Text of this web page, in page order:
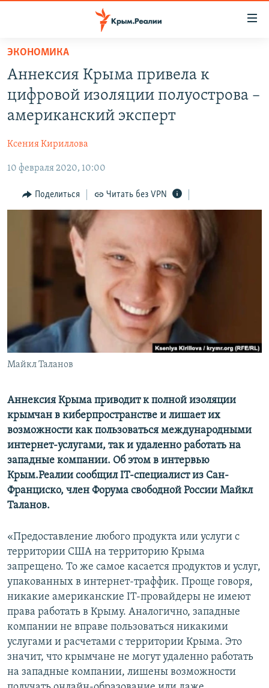
Вернуться
основному
содержанию
Вернутся
главной
Вернутся
поиску
СПЕЦПРОЕКТЫ
11 ЛЕТ ОККУПАЦИИ КРЫМА. 11 ИСТОРИЙ СОПРОТИВЛЕНИЯ
ВОДА
ЕЩЕ
ИНТЕРАКТИВ
ИНФОГРАФИКА
ТЕЛЕПРОЕКТ КРЫМ.РЕАЛИИ
СОВЕТЫ ПРАВОЗАЩИТНИКОВ
ПРОПАВШИЕ БЕЗ ВЕСТИ
ПОБЕДИТЕЛЕЙ НЕ СУДЯТ?
КРЫМ.НЕПОКОРЕННЫЙ
ELIFBE
УКРАИНСКАЯ ПРОБЛЕМА КРЫМА
РАДІО СВОБОДА
КАК ОБОЙТИ БЛОКИРОВКУ
Українською
Qırımtatar
ПРИСОЕДИНЯЙТЕСЬ!
Все сайты RFE/RL
ЭКОНОМИКА
Аннексия Крыма привела к
цифровой изоляции полуострова –
американский эксперт
Ксения Кириллова
10 февраля 2020, 10:00
Поделиться Читать без VPN
Майкл Таланов
Аннексия Крыма приводит к полной изоляции
крымчан в киберпространстве и лишает их
возможности как пользоваться международными
интернет-услугами, так и удаленно работать на
западные компании. Об этом в интервью
Крым.Реалии сообщил IT-специалист из Сан-
Франциско, член Форума свободной России Майкл
Таланов.
«Предоставление любого продукта или услуги с
территории США на территорию Крыма
запрещено. То же самое касается продуктов и услуг,
упакованных в интернет-траффик. Проще говоря,
никакие американские IT-провайдеры не имеют
права работать в Крыму. Аналогично, западные
компании не вправе пользоваться никакими
услугами и расчетами с территории Крыма. Это
значит, что крымчане не могут удаленно работать
на западные компании, лишены возможности